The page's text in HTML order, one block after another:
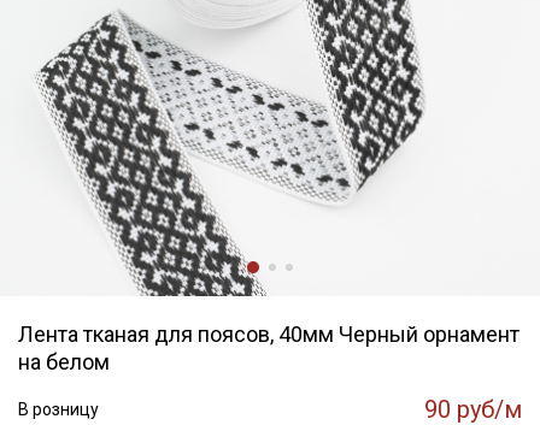
Лента тканая для поясов, 40мм Черный орнамент
на белом
В розницу 90 руб/м